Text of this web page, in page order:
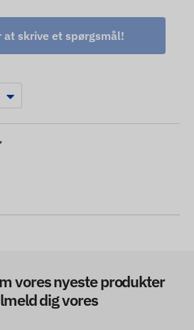
at skrive et spørgsmål!
vores nyeste produkter
dig vores